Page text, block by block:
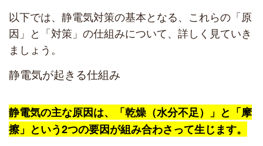
以下では、静電気対策の基本となる、これらの「原
因」と「対策」の仕組みについて、詳しく見ていき
ましょう。
静電気が起きる仕組み
静電気の主な原因は、「乾燥（水分不足）」と「摩
擦」という2つの要因が組み合わさって生じます。